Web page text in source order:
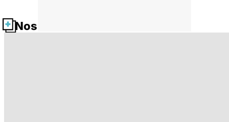
Nos fiches santé